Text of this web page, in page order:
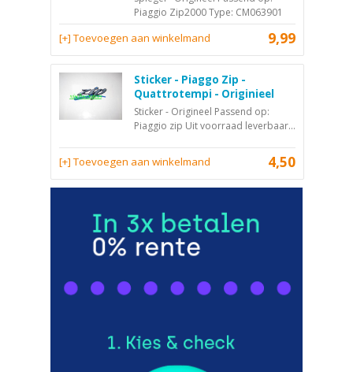
Piaggio Zip2000 Type: CM063901
9,99
[+] Toevoegen aan winkelmand
Sticker - Piaggo Zip -
Quattrotempi - Originieel
Sticker - Origineel Passend op:
Piaggio zip Uit voorraad leverbaar...
4,50
[+] Toevoegen aan winkelmand